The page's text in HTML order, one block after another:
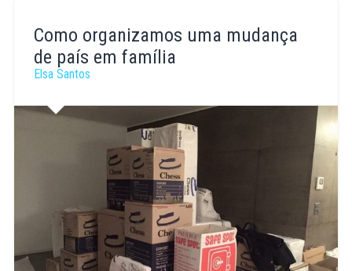
Teresa
Rebelo
Pereira
Como organizamos uma mudança
de país em família
Elsa Santos